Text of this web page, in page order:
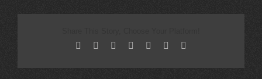
Facebook Reddit LinkedIn
TumblrPinterest